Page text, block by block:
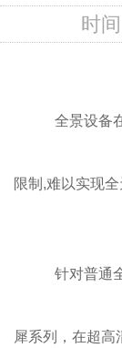
时
全景设备
限制,难以实现全
针对普通
犀系列，在超高